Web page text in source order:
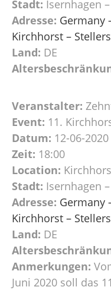
Stadt: Isernhagen
Adresse: Germany
Kirchhorst –
Land: DE
Veranstalter:
Event: 11.
Datum: 12-06-
Zeit: 18:00
Location:
Stadt: Isernhagen
Adresse: Germany
Kirchhorst –
Land: DE
Anmerkungen:
Juni 2020 soll das